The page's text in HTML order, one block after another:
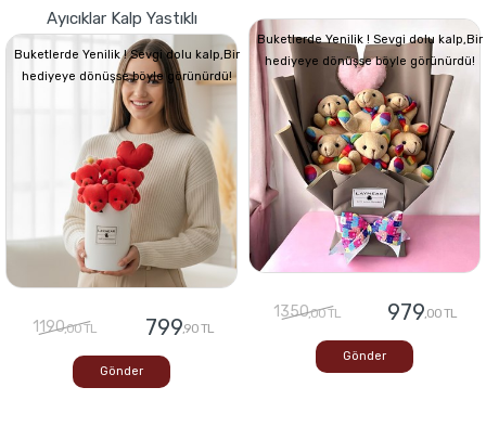
Ayıcıklar Kalp Yastıklı
Buketlerde Yenilik ! Sevgi dolu kalp,Bir
hediyeye dönüşse böyle görünürdü!
1190,00 TL 799,90 TL
Gönder
Buketlerde Yenilik ! Sevgi dolu kalp,Bir
hediyeye dönüşse böyle görünürdü!
1350,00 TL 979,00 TL
Gönder